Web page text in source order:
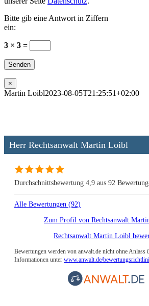
Bitte gib eine Antwort in Ziffern
ein:
3 × 3 =
×
Martin Loibl2023-08-05T21:25:51+02:00
Herr Rechtsanwalt Martin Loibl
Durchschnittsbewertung 4,9 aus 92
Alle Bewertungen (92)
Zum Profil von Rechtsanwalt
Rechtsanwalt Martin Loibl
Bewertungen werden von anwalt.de nicht ohne Anlass
Informationen unter www.anwalt.de/